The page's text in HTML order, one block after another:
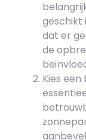
geschikt
dat er
de
Kies